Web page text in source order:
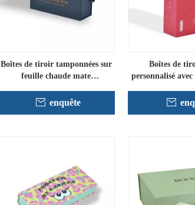
Boîtes de tiroir tamponnées sur
feuille chaude mate
enquête
Boîtes de
personnalisé